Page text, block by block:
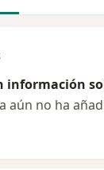
información
aún no ha